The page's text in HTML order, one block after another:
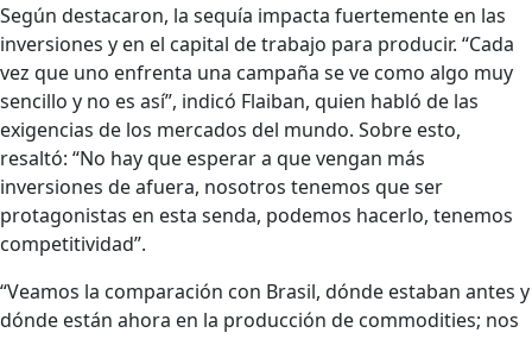
Según destacaron, la sequía impacta fuertemente en las
inversiones y en el capital de trabajo para producir. “Cada
vez que uno enfrenta una campaña se ve como algo muy
sencillo y no es así”, indicó Flaiban, quien habló de las
exigencias de los mercados del mundo. Sobre esto,
resaltó: “No hay que esperar a que vengan más
inversiones de afuera, nosotros tenemos que ser
protagonistas en esta senda, podemos hacerlo, tenemos
competitividad”.
“Veamos la comparación con Brasil, dónde estaban antes y
dónde están ahora en la producción de commodities; nos